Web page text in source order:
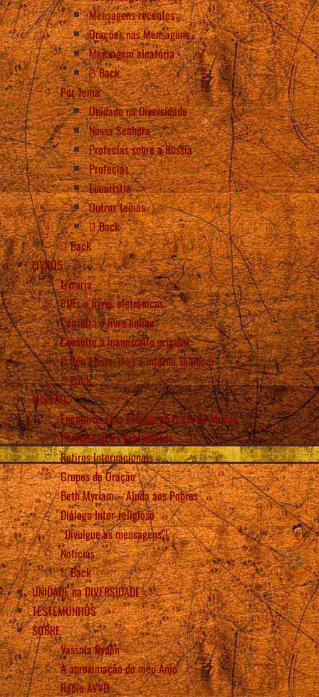
Mensagens recentes
Orações nas Mensagens
Mensagem aleatória
Back
Por Tema
Unidade na Diversidade
Nossa Senhora
Profecias sobre a Rússia
Profecias
Eucaristia
Outros temas
Back
Back
LIVROS
Livraria
PDFs e livros eletrônicos
Consulta o livro online
Consulte o manuscrito original
O Céu Existe, mas o Inferno Também
Back
MISSÃO
Encontros com Vassula ao redor do Mundo
Peregrinações Ecumênicas
Retiros Internacionais
Grupos de Oração
Beth Myriam – Ajuda aos Pobres
Diálogo Inter-religioso
“Divulgue as mensagens”!
Notícias
Back
UNIDADE na DIVERSIDADE
TESTEMUNHOS
SOBRE
Vassula Rydén
A aproximação do meu Anjo
Rádio AVVD